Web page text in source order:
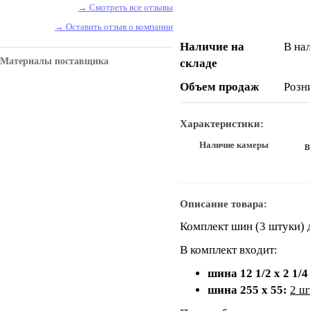
→ Смотреть все отзывы
→ Оставить отзыв о компании
Материалы поставщика
Наличие на
складе
В
Объем продаж
Характеристики:
Наличие камеры
Описание товара:
Комплект шин (3 штуки)
В комплект входит:
шина 12 1/2 х 2 1/
шина 255 х 55: 2